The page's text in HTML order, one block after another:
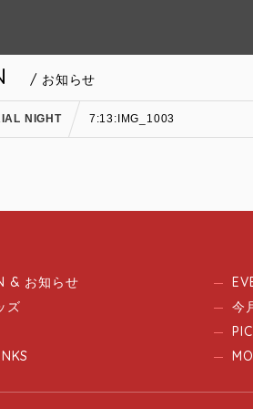
/ お知らせ
NIGHT 7:13:IMG_1003
& お知らせ
ズ
今